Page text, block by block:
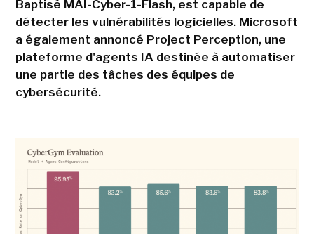
Baptisé MAI-Cyber-1-Flash, est capable de
détecter les vulnérabilités logicielles. Microsoft
a également annoncé Project Perception, une
plateforme d'agents IA destinée à automatiser
une partie des tâches des équipes de
cybersécurité.